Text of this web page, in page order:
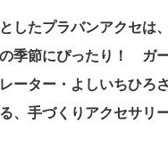
したプラバンアクセは
季節にぴったり！ ガ
ーター・よしいちひろ
、手づくりアクセサリ